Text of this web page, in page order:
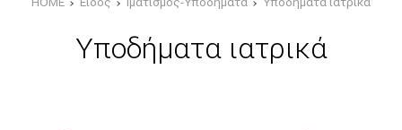
Υποδήματα ιατρικά